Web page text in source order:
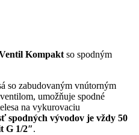
Kompakt so spodným
so zabudovaným vnútorným
umožňuje spodné
na vykurovaciu
spodných vývodov je vždy 50
G 1/2″.